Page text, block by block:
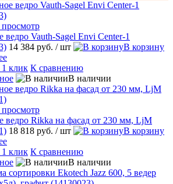
ведро Vauth-Sagel Envi Center-1
14 384 руб. / шт
В корзину
клик К сравнению
В наличии
ведро Rikka на фасад от 230 мм, LjM
18 818 руб. / шт
В корзину
клик К сравнению
В наличии